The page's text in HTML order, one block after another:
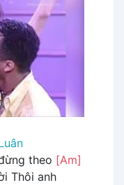
theo [Am]
Thôi anh